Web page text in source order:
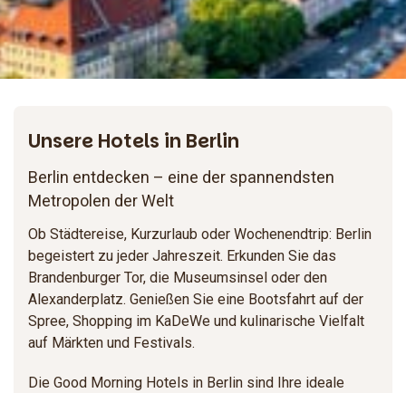
Unsere Hotels in Berlin
Berlin entdecken – eine der spannendsten
Metropolen der Welt
Ob Städtereise, Kurzurlaub oder Wochenendtrip: Berlin
begeistert zu jeder Jahreszeit. Erkunden Sie das
Brandenburger Tor, die Museumsinsel oder den
Alexanderplatz. Genießen Sie eine Bootsfahrt auf der
Spree, Shopping im KaDeWe und kulinarische Vielfalt
auf Märkten und Festivals.
Die Good Morning Hotels in Berlin sind Ihre ideale